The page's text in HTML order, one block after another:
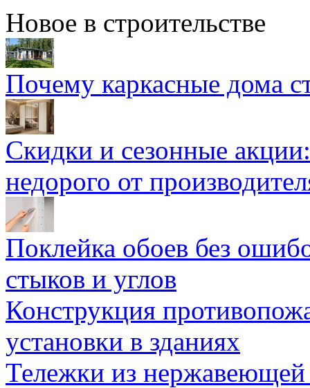
Новое в строительстве
Почему каркасные дома
Скидки и сезонные
недорого от
Поклейка обоев без
стыков и углов
Конструкция
установки в зданиях
Тележки из